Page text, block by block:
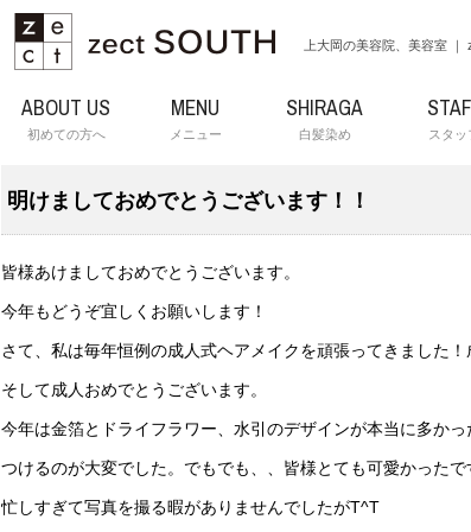
上大岡の美容院、美容室
ABOUT US
初めての方へ
MENU
メニュー
SHIRAGA
白髪染め スタッ
明けましておめでとうございます！！
皆様あけましておめでとうございます。
今年もどうぞ宜しくお願いします！
さて、私は毎年恒例の成人式ヘアメイクを頑張ってきました
そして成人おめでとうございます。
今年は金箔とドライフラワー、水引のデザインが本当に多か
つけるのが大変でした。でもでも、、皆様とても可愛かったで
忙しすぎて写真を撮る暇がありませんでしたがT^T